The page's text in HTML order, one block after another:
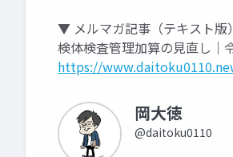
▼ メルマガ記事（テキスト版
検体検査管理加算の見直し｜
https://
岡大徳
@daitoku0110